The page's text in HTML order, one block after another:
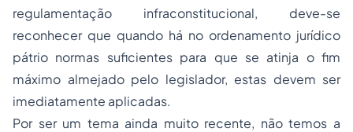
regulamentação infraconstitucional, deve-se
reconhecer que quando há no ordenamento jurídico
pátrio normas suficientes para que se atinja o fim
máximo almejado pelo legislador, estas devem ser
imediatamente aplicadas.
Por ser um tema ainda muito recente, não temos a